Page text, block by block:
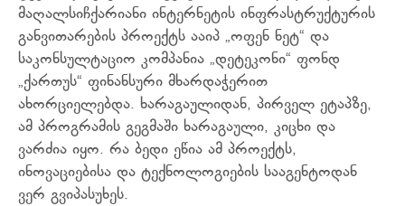
მაღალსიჩქარიანი ინტერნეტის ინფრასტრუქტურის
განვითარების პროექტს ააიპ „ოფენ ნეტ“ და
საკონსულტაციო კომპანია „დეტეკონი“ ფონდ
„ქართუს“ ფინანსური მხარდაჭერით
ახორციელებდა. ხარაგაულიდან, პირველ ეტაპზე,
ამ პროგრამის გეგმაში ხარაგაული, კიცხი და
ვარძია იყო. რა ბედი ეწია ამ პროექტს,
ინოვაციებისა და ტექნოლოგიების სააგენტოდან
ვერ გვიპასუხეს.